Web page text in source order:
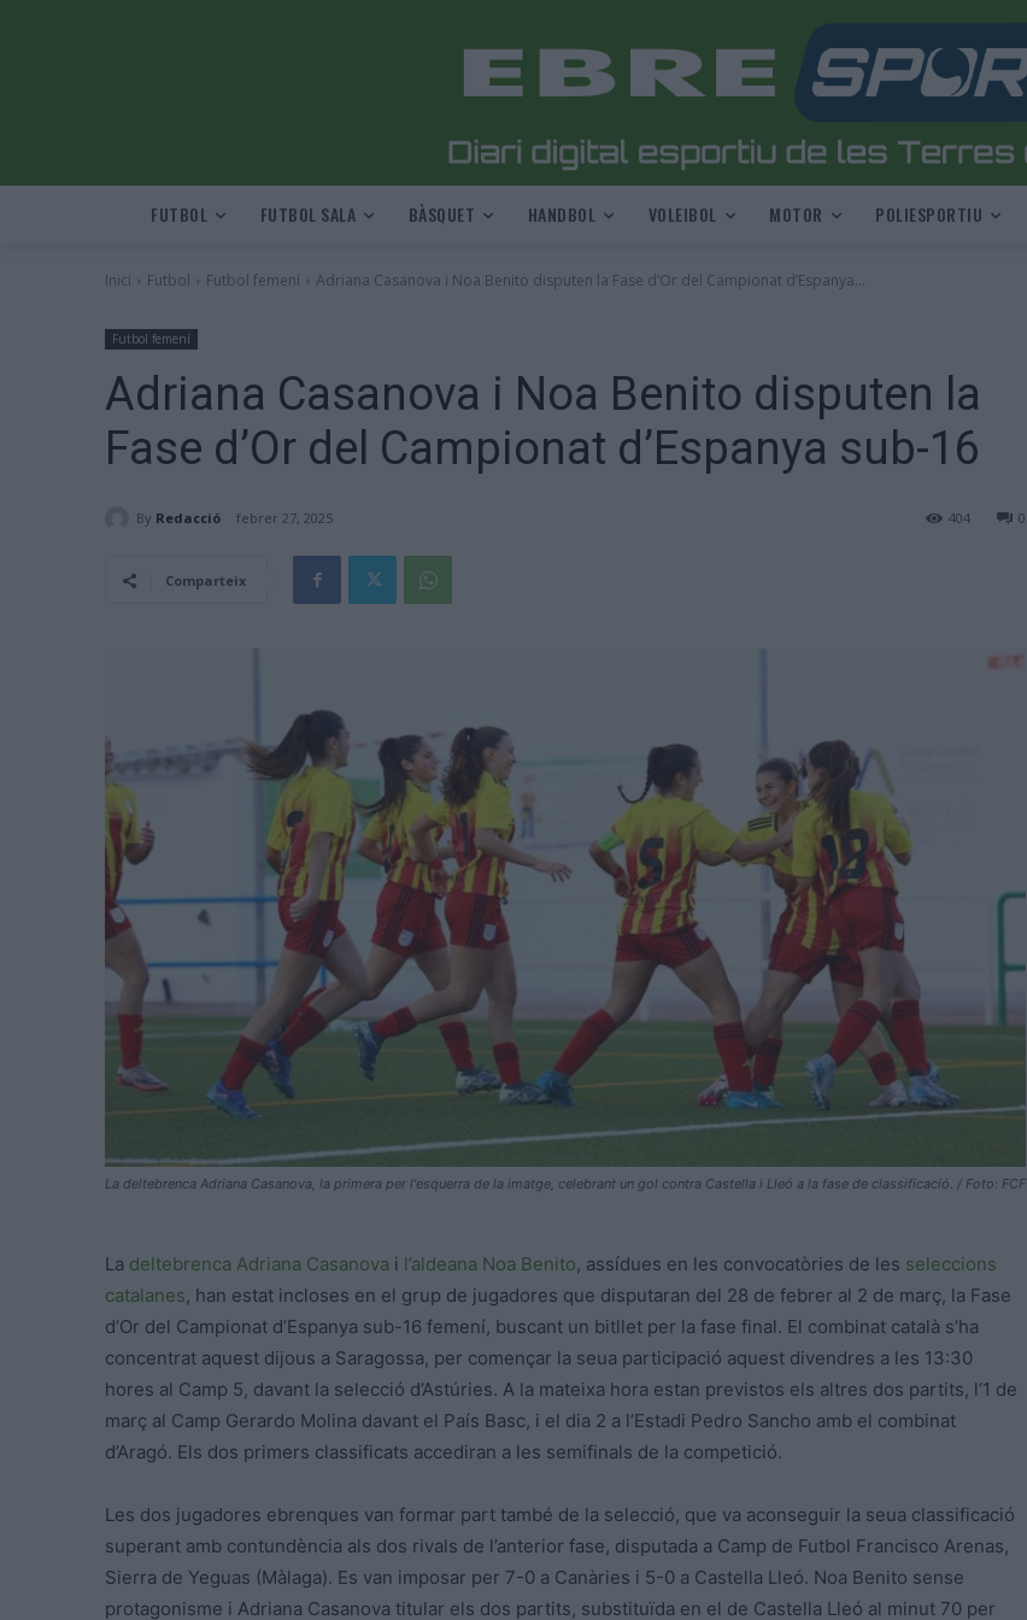
FUTBOL FUTBOL SALA BÀSQUET HANDBOL VOLEIBOL MOTOR POLIESPORTIU
Inici Futbol Futbol femení Adriana Casanova i Noa Benito disputen la Fase d’Or del Campionat d’Espanya...
Futbol femení
Adriana Casanova i Noa Benito disputen la
Fase d’Or del Campionat d’Espanya sub-16
By Redacció febrer 27, 2025 0
404
Comparteix
La deltebrenca Adriana Casanova, la primera per l'esquerra de la imatge, celebrant un gol contra Castella i Lleó a la fase de classificació. / Foto: FCF
La deltebrenca Adriana Casanova i l’aldeana Noa Benito, assídues en les convocatòries de les seleccions
catalanes, han estat incloses en el grup de jugadores que disputaran del 28 de febrer al 2 de març, la Fase
d’Or del Campionat d’Espanya sub-16 femení, buscant un bitllet per la fase final. El combinat català s’ha
concentrat aquest dijous a Saragossa, per començar la seua participació aquest divendres a les 13:30
hores al Camp 5, davant la selecció d’Astúries. A la mateixa hora estan previstos els altres dos partits, l’1 de
març al Camp Gerardo Molina davant el País Basc, i el dia 2 a l’Estadi Pedro Sancho amb el combinat
d’Aragó. Els dos primers classificats accediran a les semifinals de la competició.
Les dos jugadores ebrenques van formar part també de la selecció, que va aconseguir la seua classificació
superant amb contundència als dos rivals de l’anterior fase, disputada a Camp de Futbol Francisco Arenas,
Sierra de Yeguas (Màlaga). Es van imposar per 7-0 a Canàries i 5-0 a Castella Lleó. Noa Benito sense
protagonisme i Adriana Casanova titular els dos partits, substituïda en el de Castella Lleó al minut 70 per